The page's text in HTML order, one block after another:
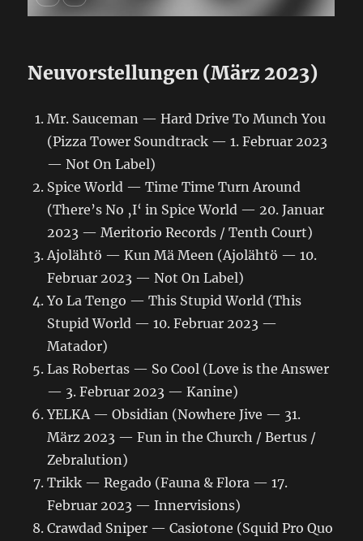
Neuvorstellungen (März 2023)
Mr. Sauceman — Hard Drive To Munch You
(Pizza Tower Soundtrack — 1. Februar 2023
— Not On Label)
Spice World — Time Time Turn Around
(There’s No ‚I‘ in Spice World — 20. Januar
2023 — Meritorio Records / Tenth Court)
Ajolähtö — Kun Mä Meen (Ajolähtö — 10.
Februar 2023 — Not On Label)
Yo La Tengo — This Stupid World (This
Stupid World — 10. Februar 2023 —
Matador)
Las Robertas — So Cool (Love is the Answer
— 3. Februar 2023 — Kanine)
YELKA — Obsidian (Nowhere Jive — 31.
März 2023 — Fun in the Church / Bertus /
Zebralution)
Trikk — Regado (Fauna & Flora — 17.
Februar 2023 — Innervisions)
Crawdad Sniper — Casiotone (Squid Pro Quo